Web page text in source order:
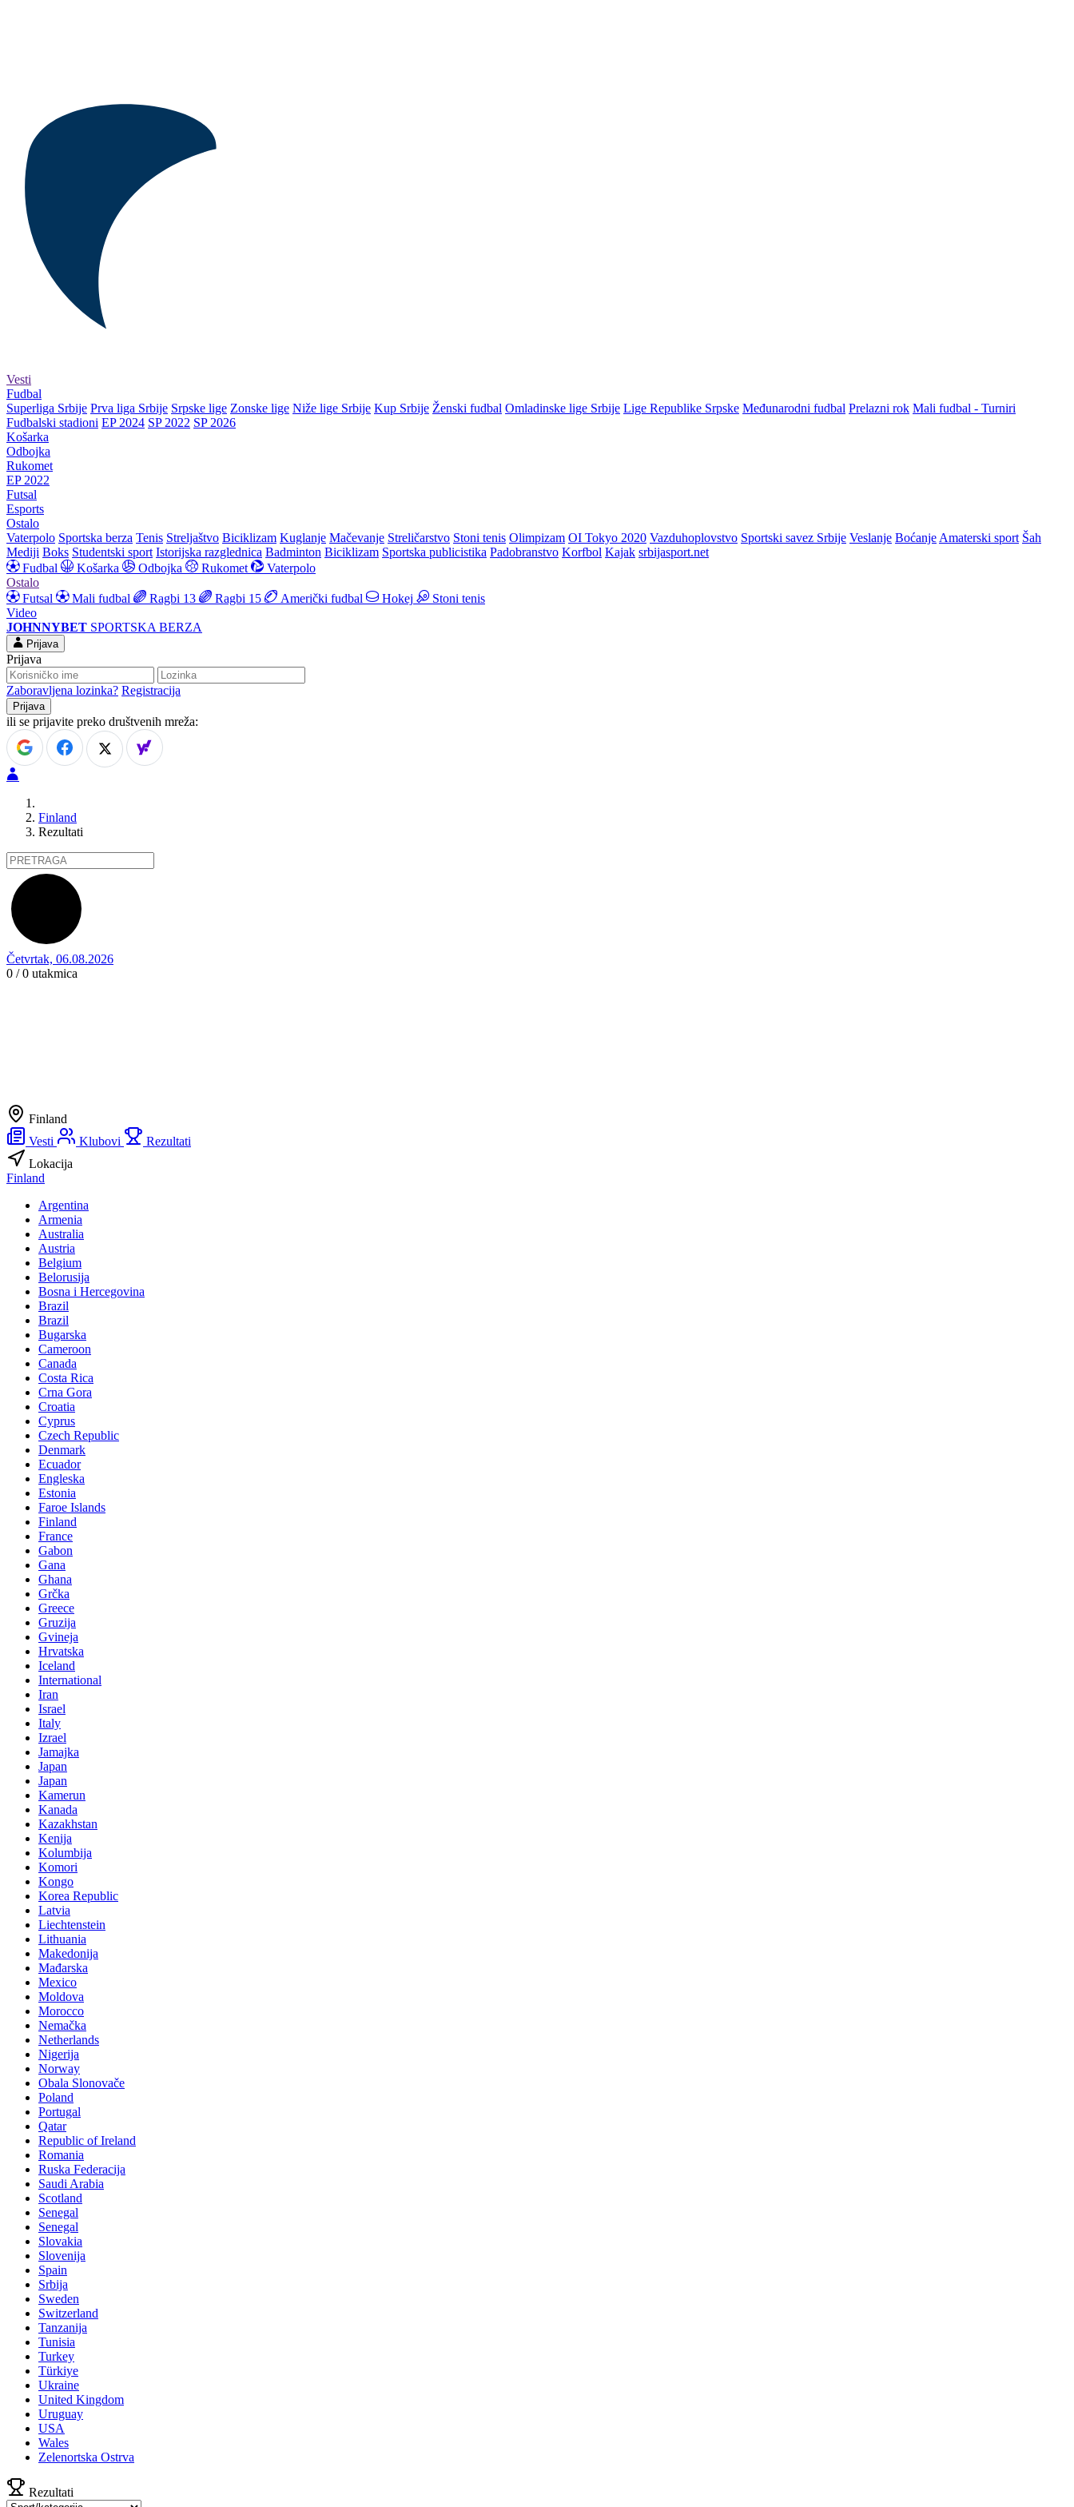
Vesti
Fudbal
Superliga Srbije Prva liga Srbije Srpske lige Zonske lige Niže lige Srbije Kup Srbije Ženski fudbal Omladinske lige Srbije Lige Republike Srpske Međunarodni fudbal Prelazni rok Mali fudbal - Turniri
Fudbalski stadioni EP 2024 SP 2022 SP 2026
Košarka
Odbojka
Rukomet
EP 2022
Futsal
Esports
Ostalo
Vaterpolo Sportska berza Tenis Streljaštvo Biciklizam Kuglanje Mačevanje Streličarstvo Stoni tenis Olimpizam OI Tokyo 2020 Vazduhoplovstvo Sportski savez Srbije Veslanje Boćanje Amaterski sport Šah
Mediji Boks Studentski sport Istorijska razglednica Badminton Biciklizam Sportska publicistika Padobranstvo Korfbol Kajak srbijasport.net
Fudbal
Košarka Odbojka Rukomet
Vaterpolo
Ostalo
Futsal
Mali fudbal Ragbi 13 Ragbi 15 Američki fudbal Hokej
Stoni tenis
Video
JOHNNYBET SPORTSKA BERZA
Prijava
Prijava
Zaboravljena lozinka? Registracija
ili se prijavite preko društvenih mreža:
Finland
Rezultati
Četvrtak, 06.08.2026
0 / 0 utakmica
Finland
Vesti
Klubovi
Rezultati
Lokacija
Finland
Argentina
Armenia
Australia
Austria
Belgium
Belorusija
Bosna i Hercegovina
Brazil
Brazil
Bugarska
Cameroon
Canada
Costa Rica
Crna Gora
Croatia
Cyprus
Czech Republic
Denmark
Ecuador
Engleska
Estonia
Faroe Islands
Finland
France
Gabon
Gana
Ghana
Grčka
Greece
Gruzija
Gvineja
Hrvatska
Iceland
International
Iran
Israel
Italy
Izrael
Jamajka
Japan
Japan
Kamerun
Kanada
Kazakhstan
Kenija
Kolumbija
Komori
Kongo
Korea Republic
Latvia
Liechtenstein
Lithuania
Makedonija
Mađarska
Mexico
Moldova
Morocco
Nemačka
Netherlands
Nigerija
Norway
Obala Slonovače
Poland
Portugal
Qatar
Republic of Ireland
Romania
Ruska Federacija
Saudi Arabia
Scotland
Senegal
Senegal
Slovakia
Slovenija
Spain
Srbija
Sweden
Switzerland
Tanzanija
Tunisia
Turkey
Türkiye
Ukraine
United Kingdom
Uruguay
USA
Wales
Zelenortska Ostrva
Rezultati